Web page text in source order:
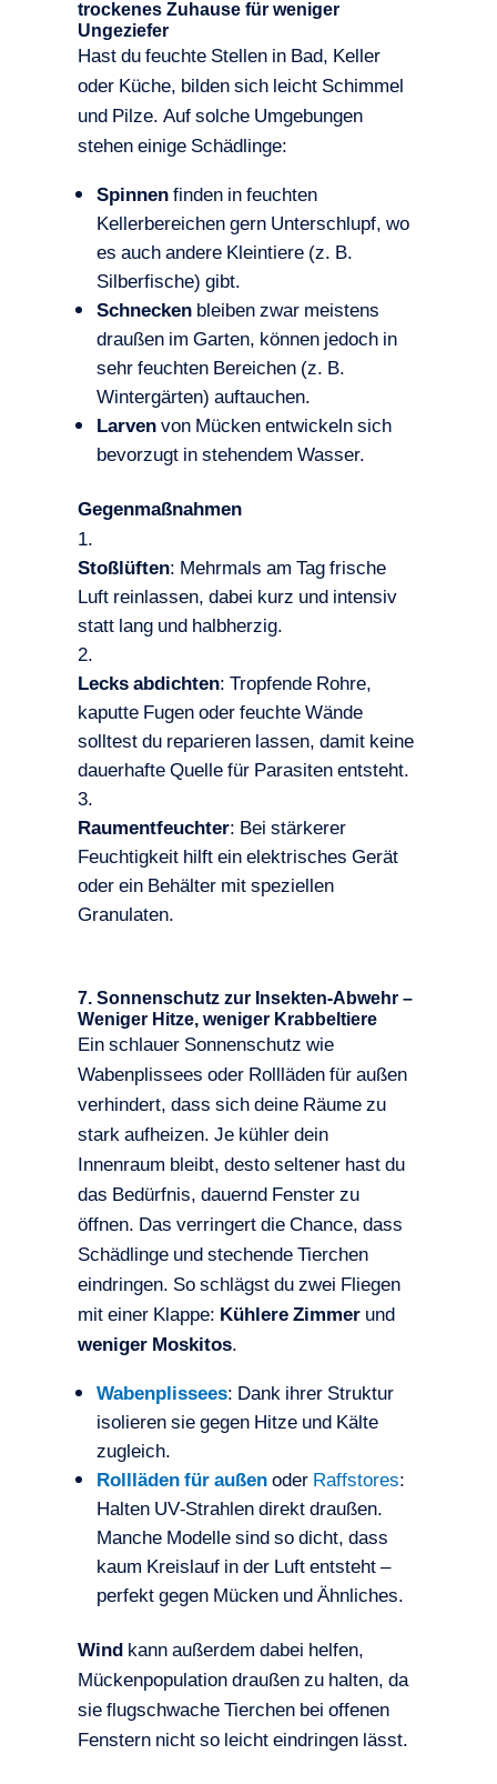
trockenes Zuhause für weniger
Ungeziefer
Hast du feuchte Stellen in Bad, Keller
oder Küche, bilden sich leicht Schimmel
und Pilze. Auf solche Umgebungen
stehen einige Schädlinge:
Spinnenfinden in feuchten
Kellerbereichen gern Unterschlupf, wo
es auch andere Kleintiere (z. B.
Silberfische) gibt.
Schneckenbleiben zwar meistens
draußen im Garten, können jedoch in
sehr feuchten Bereichen (z. B.
Wintergärten) auftauchen.
Larvenvon Mücken entwickeln sich
bevorzugt in stehendem Wasser.
Gegenmaßnahmen
Stoßlüften: Mehrmals am Tag frische
Luft reinlassen, dabei kurz und intensiv
statt lang und halbherzig.
Lecks abdichten: Tropfende Rohre,
kaputte Fugen oder feuchte Wände
solltest du reparieren lassen, damit keine
dauerhafte Quelle für Parasiten entsteht.
Raumentfeuchter: Bei stärkerer
Feuchtigkeit hilft ein elektrisches Gerät
oder ein Behälter mit speziellen
Granulaten.
7. Sonnenschutz zur Insekten-Abwehr –
Weniger Hitze, weniger Krabbeltiere
Ein schlauer Sonnenschutz wie
Wabenplissees oder Rollläden für außen
verhindert, dass sich deine Räume zu
stark aufheizen. Je kühler dein
Innenraum bleibt, desto seltener hast du
das Bedürfnis, dauernd Fenster zu
öffnen. Das verringert die Chance, dass
Schädlinge und stechende Tierchen
eindringen. So schlägst du zwei Fliegen
mit einer Klappe: Kühlere Zimmerund
weniger Moskitos.
Wabenplissees: Dank ihrer Struktur
isolieren sie gegen Hitze und Kälte
zugleich.
Rollläden für außenoderRaffstores:
Halten UV-Strahlen direkt draußen.
Manche Modelle sind so dicht, dass
kaum Kreislauf in der Luft entsteht –
perfekt gegen Mücken und Ähnliches.
Windkann außerdem dabei helfen,
Mückenpopulation draußen zu halten, da
sie flugschwache Tierchen bei offenen
Fenstern nicht so leicht eindringen lässt.